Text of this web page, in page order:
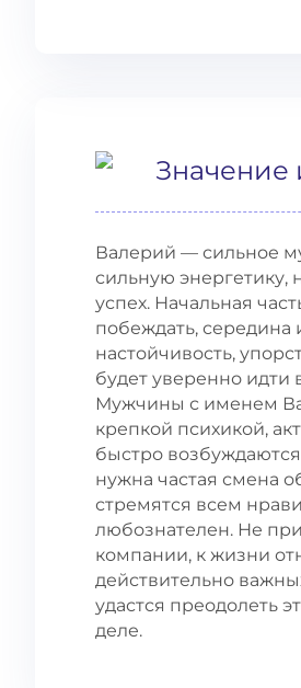
Значение
Валерий — сильное
сильную энергетику,
успех. Начальная
побеждать, середина
настойчивость,
будет уверенно идти
Мужчины с именем
крепкой психикой,
быстро
нужна частая смена
стремятся всем
любознателен. Не
компании, к жизни
действительно
удастся преодолеть
деле.